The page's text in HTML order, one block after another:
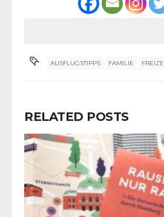
AUSFLUGSTIPPS FAMILIE
RELATED POSTS